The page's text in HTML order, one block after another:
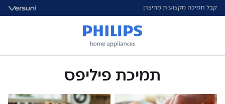
קבל תמיכה מקצועית מהיצרן
תמיכת פיליפס